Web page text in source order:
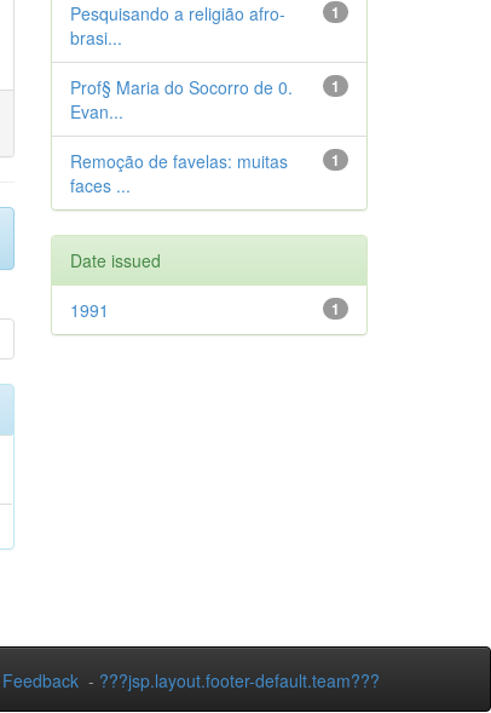
1
Pesquisando a religião afro-
brasi...
1
Prof§ Maria do Socorro de 0.
Evan...
1
Remoção de favelas: muitas
faces ...
Date issued
1
1991
Feedback - ???jsp.layout.footer-default.team???